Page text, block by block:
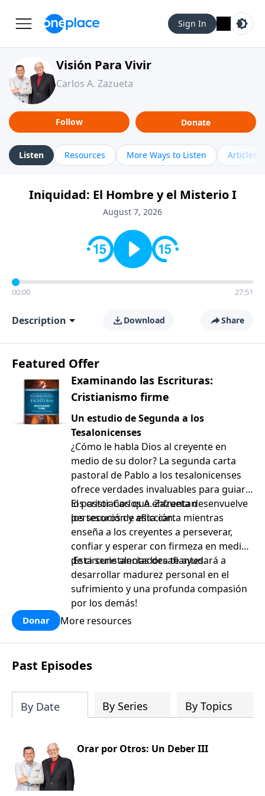
Sign In
Visión Para Vivir
Carlos A. Zazueta
Follow Donate
Listen Resources More Ways to Listen Articles
Iniquidad: El Hombre y el Misterio I
August 7, 2026
00:00 27:51
Description Download Share
Featured Offer
Examinando las Escrituras:
Cristianismo firme
Un estudio de Segunda a los
Tesalonicenses
¿Cómo le habla Dios al creyente en
medio de su dolor? La segunda carta
pastoral de Pablo a los tesalonicenses
ofrece verdades invaluables para guiar a
los cristianos que enfrentan
persecución y aflicción.
El pastor Carlos A. Zazueta desenvuelve
los tesoros de esta carta mientras
enseña a los creyentes a perseverar,
confiar y esperar con firmeza en medio
de circunstancias desafiantes.
¡Esta serie alentadora te ayudará a
desarrollar madurez personal en el
sufrimiento y una profunda compasión
por los demás!
Donar More resources
Past Episodes
By Date By Series By Topics
Orar por Otros: Un Deber III